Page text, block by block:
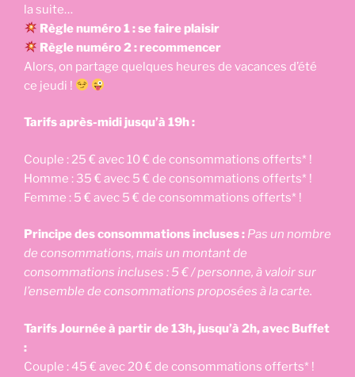
la suite…
Règle numéro 1 : se faire plaisir
Règle numéro 2 : recommencer
Alors, on partage quelques heures de vacances d’été
ce jeudi !
Tarifs après-midi jusqu’à 19h :
Couple : 25 € avec 10 € de consommations offerts* !
Homme : 35 € avec 5 € de consommations offerts* !
Femme : 5 € avec 5 € de consommations offerts* !
Principe des consommations incluses : Pas un nombre
de consommations, mais un montant de
consommations incluses : 5 € / personne, à valoir sur
l’ensemble de consommations proposées à la carte.
Tarifs Journée à partir de 13h, jusqu’à 2h, avec Buffet
:
Couple : 45 € avec 20 € de consommations offerts* !